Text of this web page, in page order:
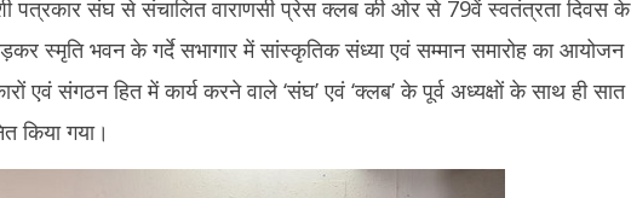
दीं,
:
Anniversary : राष्ट्रपति नहीं, नेताओं ने दी
श्रद्धांजलि, ओम बिड़ला से योगी तक ने किया नमन
प्रकाशनों पर लगाया प्रतिबंध
पत्रकार संघ से संचालित वाराणसी प्रेस क्लब की ओर से 79वें स्वतंत्रता दिवस के
स्मृति भवन के गर्दे सभागार में सांस्कृतिक संध्या एवं सम्मान समारोह का आयोजन
संगठन हित में कार्य करने वाले ‘संघ’ एवं ‘क्लब’ के पूर्व अध्यक्षों के साथ ही सात
किया गया।